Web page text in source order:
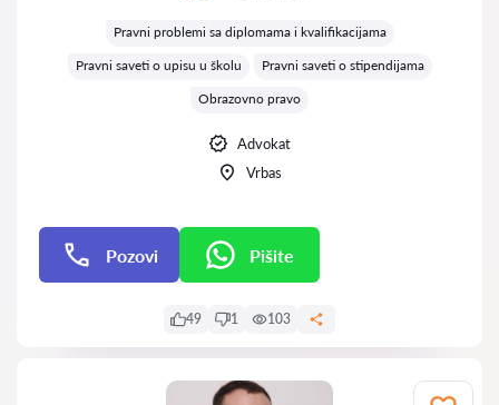
Pravni problemi sa diplomama i kvalifikacijama
Pravni saveti o upisu u školu
Pravni saveti o stipendijama
Obrazovno pravo
Advokat
Vrbas
Pozovi Pišite
49 1 103